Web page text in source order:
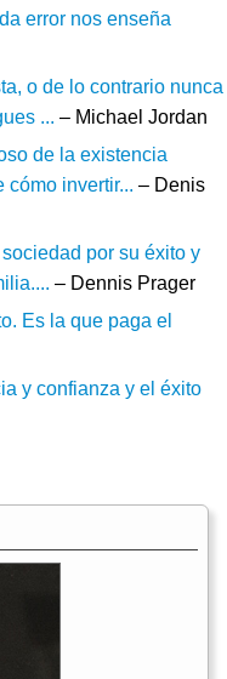
error nos enseña
o de lo contrario nunca
... – Michael Jordan
de la existencia
cómo invertir... – Denis
por su éxito y
– Dennis Prager
Es la que paga el
y confianza y el éxito